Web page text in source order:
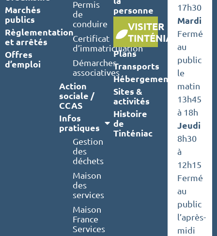
Marchés
publics
Règlementation
et arrêtés
Offres
d’emploi
Permis
de
conduire
Certificat
d’immatriculation
Démarches
associatives
Action
sociale /
CCAS
Infos
pratiques
Gestion
des
déchets
Maison
des
services
Maison
France
Services
personne
VISITER
TINTÉNIAC
Plans
Transports
Hébergements
Sites &
activités
Histoire
de
Tinténiac
17h30
Mardi
Fermé
au
public
le
matin
13h45
à 18h
Jeudi
8h30
à
12h15
Fermé
au
public
l’après-
midi